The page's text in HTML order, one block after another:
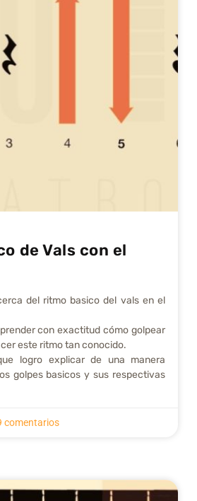
de Vals con el
del ritmo basico del vals en el
con exactitud cómo golpear
este ritmo tan conocido.
logro explicar de una manera
golpes basicos y sus respectivas
comentarios